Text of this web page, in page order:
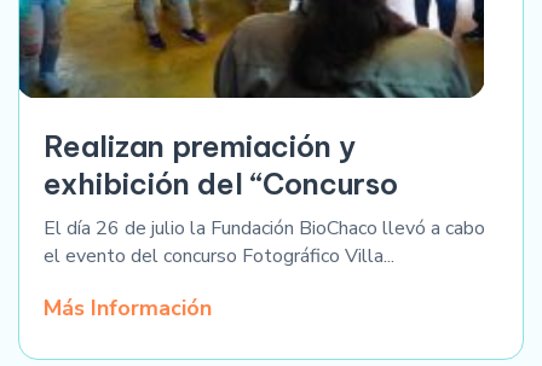
Realizan premiación y
exhibición del “Concurso
El día 26 de julio la Fundación BioChaco llevó a cabo
el evento del concurso Fotográfico Villa...
Más Información